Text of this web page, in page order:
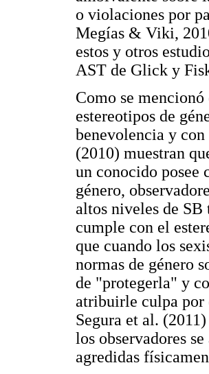
o violaciones por
Megías & Viki,
estos y otros
AST de Glick y
Como se
estereotipos de
benevolencia y
(2010) muestran
un conocido posee
género,
altos niveles de
cumple con el
que cuando los
normas de género
de "protegerla" y
atribuirle culpa por
Segura et al.
los observadores
agredidas